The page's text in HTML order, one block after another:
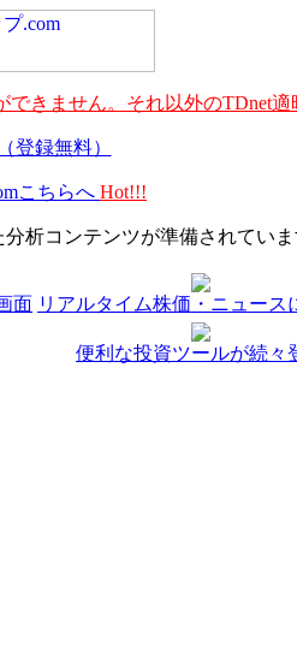
きません。それ以外のTDnet
登録無料）
こちらへ Hot!!!
析コンテンツが準備されていま
面 リアルタイム株価・ニュース
便利な投資ツールが続々